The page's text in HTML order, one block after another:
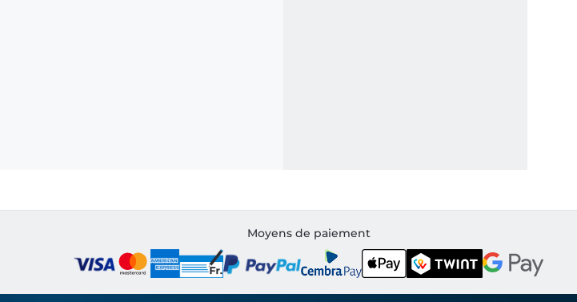
Moyens de paiement